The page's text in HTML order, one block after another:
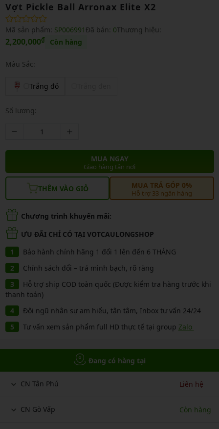
Vợt Pickle Ball Arronax Elite X2
Mã sản phẩm: SP006991 Đã bán: 0Thương hiệu:
2,200,000₫ Còn hàng
Màu Sắc:
Trắng đỏ
Số lượng:
MUA NGAY
Giao hàng tận nơi
THÊM VÀO GIỎ MUA TRẢ GÓP 0%
Hỗ trợ 33 ngân hàng
Chương trình khuyến mãi:
ƯU ĐÃI CHỈ CÓ TẠI VOTCAULONGSHOP
Bảo hành chính hãng 1 đổi 1 lên đến 6 THÁNG
Chính sách đổi – trả minh bạch, rõ ràng
Hỗ trợ ship COD toàn quốc (Được kiểm tra hàng trước khi
thanh toán)
Đội ngũ nhân sự am hiểu, tận tâm, Inbox tư vấn 24/24
Tư vấn xem sản phẩm full HD thực tế tại group Zalo
Đang có hàng tại
CN Tân Phú Liên hệ
CN Gò Vấp Còn hàng